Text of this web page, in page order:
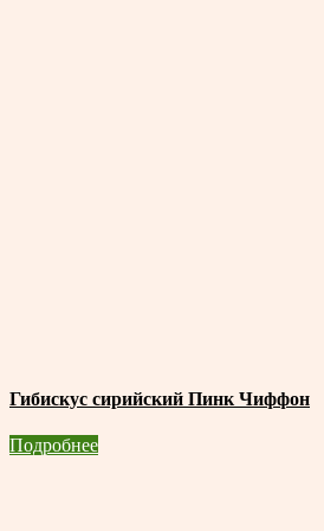
Гибискус сирийский Пинк Чиффон
Подробнее